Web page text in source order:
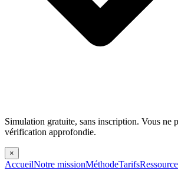
Simulation gratuite, sans inscription. Vous ne
vérification approfondie.
×
AccueilNotre missionMéthodeTarifs